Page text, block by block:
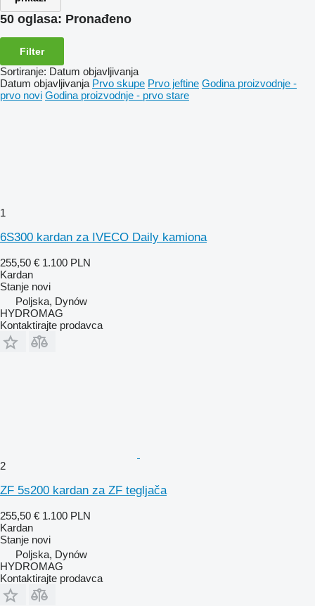
50 oglasa: Pronađeno
Filter
Sortiranje: Datum objavljivanja
Datum objavljivanja Prvo skupe Prvo jeftine Godina proizvodnje -
prvo novi Godina proizvodnje - prvo stare
1
6S300 kardan za IVECO Daily kamiona
255,50 € 1.100 PLN
Kardan
Stanje novi
Poljska, Dynów
HYDROMAG
Kontaktirajte prodavca
2
ZF 5s200 kardan za ZF tegljača
255,50 € 1.100 PLN
Kardan
Stanje novi
Poljska, Dynów
HYDROMAG
Kontaktirajte prodavca